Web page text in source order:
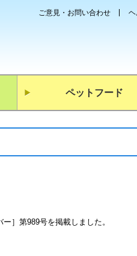
ご意見・お問い合わせ
ペットフード
］第989号を掲載しました。